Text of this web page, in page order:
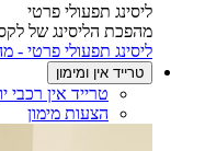
ליסינג תפעולי פרטי
מהפכת הליסינג של
ליסינג תפעולי פרטי -
טרייד אין ומימון
טרייד אין רכבי
הצעות מימון